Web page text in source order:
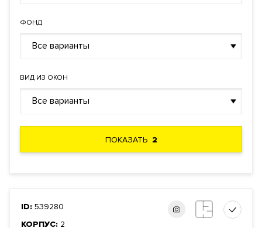
ФОНД
Все варианты
ВИД ИЗ ОКОН
Все варианты
ПОКАЗАТЬ2
ID: 539280
КОРПУС: 2